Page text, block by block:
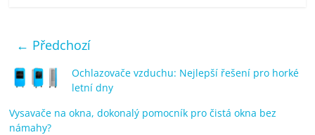
← Předchozí
Ochlazovače vzduchu: Nejlepší řešení pro horké
letní dny
Vysavače na okna, dokonalý pomocník pro čistá okna bez
námahy?